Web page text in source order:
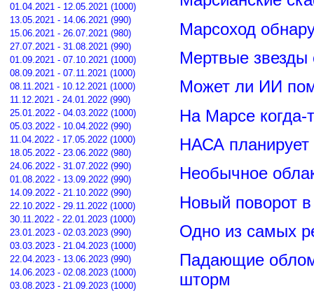
01.04.2021 - 12.05.2021 (1000)
13.05.2021 - 14.06.2021 (990)
15.06.2021 - 26.07.2021 (980)
27.07.2021 - 31.08.2021 (990)
01.09.2021 - 07.10.2021 (1000)
08.09.2021 - 07.11.2021 (1000)
08.11.2021 - 10.12.2021 (1000)
11.12.2021 - 24.01.2022 (990)
25.01.2022 - 04.03.2022 (1000)
05.03.2022 - 10.04.2022 (990)
11.04.2022 - 17.05.2022 (1000)
18.05.2022 - 23.06.2022 (980)
24.06.2022 - 31.07.2022 (990)
01.08.2022 - 13.09.2022 (990)
14.09.2022 - 21.10.2022 (990)
22.10.2022 - 29.11.2022 (1000)
30.11.2022 - 22.01.2023 (1000)
23.01.2023 - 02.03.2023 (990)
03.03.2023 - 21.04.2023 (1000)
22.04.2023 - 13.06.2023 (990)
14.06.2023 - 02.08.2023 (1000)
03.08.2023 - 21.09.2023 (1000)
Марсоход
Мертвые звезды
Может ли ИИ
На Марсе когда-
НАСА
Необычное
Новый поворот
Одно из самых
Падающие
шторм